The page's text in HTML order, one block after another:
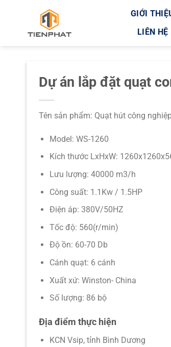
GIỚI
LIÊN HỆ
Dự án lắp đặt quạt
Tên sản phẩm: Quạt hút công
Model: WS-1260
Kích thước LxHxW:
Lưu lượng: 40000 m3/h
Công suất: 1.1Kw / 1.5HP
Điện áp: 380V/50HZ
Tốc độ: 560(r/min)
Độ ồn: 60-70 Db
Cánh quạt: 6 cánh
Xuất xứ: Winston- China
Số lượng: 86 bộ
Địa điểm thực hiện
KCN Vsip, tỉnh Bình Dương